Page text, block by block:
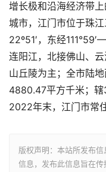
增长极和沿海经济带
城市，江门市位于珠
22º51′，东经
连阳江，北接佛山、
山丘陵为主；全市陆
4880.47平方千米；
2022年末，江门市常
版权声明：本站所发布
信息，发布此信息旨在传